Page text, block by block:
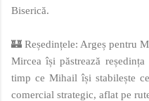
Biserică.
🏰 Reședințele: Argeș pentru
Mircea își păstrează
timp ce Mihail își stabilește
comercial strategic, aflat pe